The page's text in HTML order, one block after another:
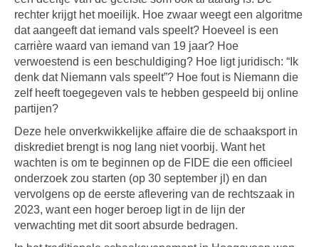
rechter krijgt het moeilijk. Hoe zwaar weegt een algoritme
dat aangeeft dat iemand vals speelt? Hoeveel is een
carrière waard van iemand van 19 jaar? Hoe
verwoestend is een beschuldiging? Hoe ligt juridisch: “Ik
denk dat Niemann vals speelt”? Hoe fout is Niemann die
zelf heeft toegegeven vals te hebben gespeeld bij online
partijen?
Deze hele onverkwikkelijke affaire die de schaaksport in
diskrediet brengt is nog lang niet voorbij. Want het
wachten is om te beginnen op de FIDE die een officieel
onderzoek zou starten (op 30 september jl) en dan
vervolgens op de eerste aflevering van de rechtszaak in
2023, want een hoger beroep ligt in de lijn der
verwachting met dit soort absurde bedragen.